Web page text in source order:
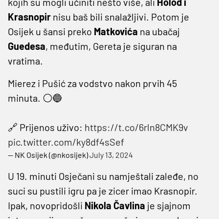
Krasnopir nisu baš bili snalažljivi. Potom je
Osijek u šansi preko Matkovića na ubačaj
Guedesa, međutim, Gereta je siguran na
vratima.
Mierez i Pušić za vodstvo nakon prvih 45
minuta. ⚪️🔵
🔗 Prijenos uživo: https://t.co/6rln8CMK9v
pic.twitter.com/ky8df4sSef
— NK Osijek (@nkosijek)July 13, 2024
U 19. minuti Osječani su namještali zaleđe, no
suci su pustili igru pa je zicer imao Krasnopir.
Ipak, novopridošli Nikola Čavlina je sjajnom